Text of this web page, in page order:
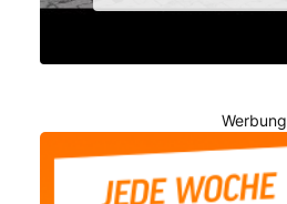
Werbung